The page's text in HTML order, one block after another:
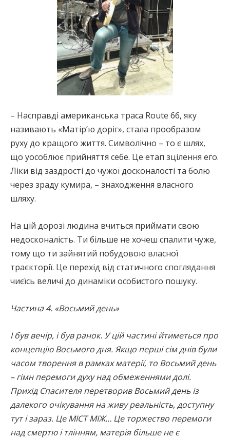
– Насправді американська траса Route 66, яку
називають «Матір’ю доріг», стала прообразом
руху до кращого життя. Символічно – то є шлях,
що уособлює прийняття себе. Це етап зцілення его.
Ліки від заздрості до чужої досконалості та болю
через зраду кумира, – знаходження власного
шляху.
На цій дорозі людина вчиться приймати свою
недосконалість. Ти більше не хочеш спалити чуже,
тому що ти зайнятий побудовою власної
траєкторії. Це перехід від статичного споглядання
чиєїсь величі до динаміки особистого пошуку.
Частина 4. «Восьмий день»
І був вечір, і був ранок. У цій частині йтиметься про
концепцію Восьмого дня. Якщо перші сім днів були
часом творення в рамках матерії, то Восьмий день
– гімн перемоги духу над обмеженнями долі.
Прихід Спасителя перетворив Восьмий день із
далекого очікування на живу реальність, доступну
тут і зараз. Це МІСТ МІЖ… Це торжество перемоги
над смертю і тлінням, матерія більше не є